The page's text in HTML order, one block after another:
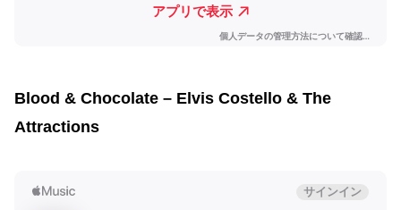
Blood & Chocolate – Elvis Costello & The
Attractions